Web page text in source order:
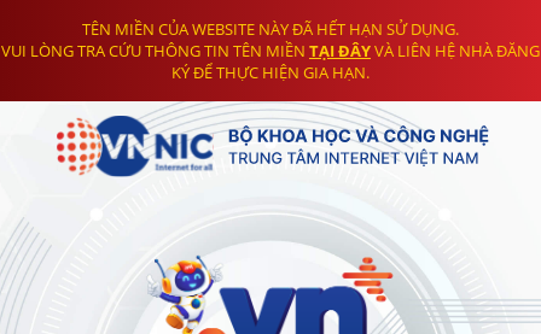
TÊN MIỀN CỦA WEBSITE NÀY ĐÃ HẾT HẠN SỬ DỤNG.
VUI LÒNG TRA CỨU THÔNG TIN TÊN MIỀN TẠI ĐÂYVÀ LIÊN HỆ NHÀ ĐĂNG
KÝ ĐỂ THỰC HIỆN GIA HẠN.